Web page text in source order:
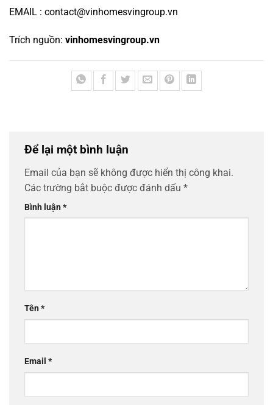
EMAIL : contact@vinhomesvingroup.vn
Trích nguồn: vinhomesvingroup.vn
Để lại một bình luận
Email của bạn sẽ không được hiển thị công khai.
Các trường bắt buộc được đánh dấu *
Bình luận*
Tên*
Email *